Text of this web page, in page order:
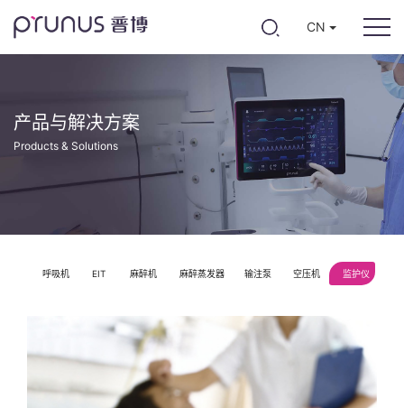
CN
产品与解决方案
Products & Solutions
呼吸机 EIT 麻醉机 麻醉蒸发器 输注泵 空压机 监护仪